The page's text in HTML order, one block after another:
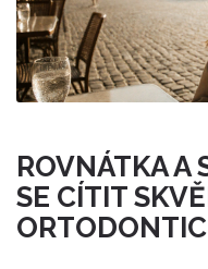
ROVNÁTKA A
SE CÍTIT